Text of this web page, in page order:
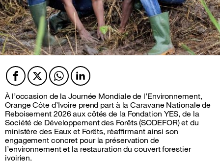
Facebook
TwitterTwitterTwitter
À l’occasion de la Journée Mondiale de l’Environnement,
Orange Côte d’Ivoire prend part à la Caravane Nationale de
Reboisement 2026 aux côtés de la Fondation YES, de la
Société de Développement des Forêts (SODEFOR) et du
ministère des Eaux et Forêts, réaffirmant ainsi son
engagement concret pour la préservation de
l’environnement et la restauration du couvert forestier
ivoirien.